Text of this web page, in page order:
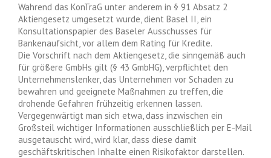
Wahrend das KonTraG unter anderem in § 91 Absatz 2
Aktiengesetz umgesetzt wurde, dient Basel II, ein
Konsultationspapier des Baseler Ausschusses für
Bankenaufsicht, vor allem dem Rating für Kredite.
Die Vorschrift nach dem Aktiengesetz, die sinngemäß auch
für größere GmbHs gilt (§ 43 GmbHG), verpflichtet den
Unternehmenslenker, das Unternehmen vor Schaden zu
bewahren und geeignete Maßnahmen zu treffen, die
drohende Gefahren frühzeitig erkennen lassen.
Vergegenwärtigt man sich etwa, dass inzwischen ein
Großsteil wichtiger Informationen ausschließlich per E-Mail
ausgetauscht wird, wird klar, dass diese damit
geschäftskritischen Inhalte einen Risikofaktor darstellen.